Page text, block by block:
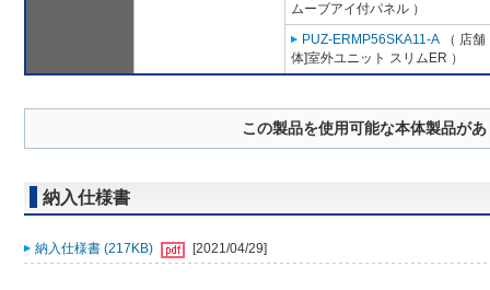
ムーブアイ付パネル ）
PUZ-ERMP56SKA11-A （ 店
体]室外ユニット スリムER ）
この製品を使用可能な本体製品が
納入仕様書
納入仕様書 (217KB) [2021/04/29]